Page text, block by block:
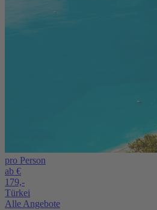
pro Person
ab €
179,-
Türkei
Alle Angebote